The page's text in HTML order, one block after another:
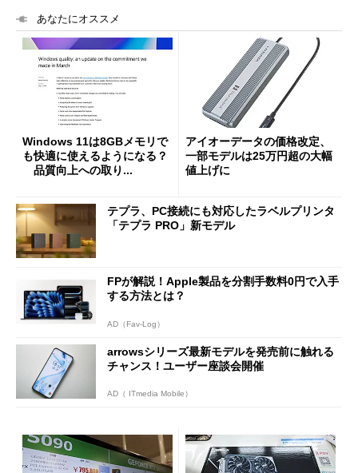
あなたにオススメ
Windows 11は8GBメモリで
も快適に使えるようになる？
品質向上への取り...
アイオーデータの価格改定、
一部モデルは25万円超の大幅
値上げに
テプラ、PC接続にも対応したラベルプリンタ
「テプラ PRO」新モデル
FPが解説！Apple製品を分割手数料0円で入手
する方法とは？
AD（Fav-Log）
arrowsシリーズ最新モデルを発売前に触れる
チャンス！ユーザー座談会開催
AD（ ITmedia Mobile）